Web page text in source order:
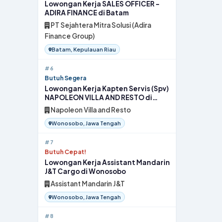
Lowongan Kerja SALES OFFICER -
ADIRA FINANCE di Batam
PT Sejahtera Mitra Solusi (Adira
Finance Group)
Batam, Kepulauan Riau
#6
Butuh Segera
Lowongan Kerja Kapten Servis (Spv)
NAPOLEON VILLA AND RESTO di
Wonosobo
Napoleon Villa and Resto
Wonosobo, Jawa Tengah
#7
Butuh Cepat!
Lowongan Kerja Assistant Mandarin
J&T Cargo di Wonosobo
Assistant Mandarin J&T
Wonosobo, Jawa Tengah
#8